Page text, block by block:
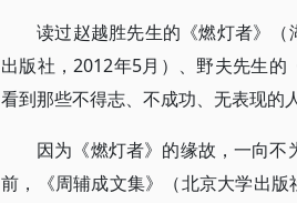
读过赵越胜先生的《燃灯者》
出版社，2012年5月）、野夫先生
看到那些不得志、不成功、无表现的人
因为《燃灯者》的缘故，一向
前，《周辅成文集》（北京大学出